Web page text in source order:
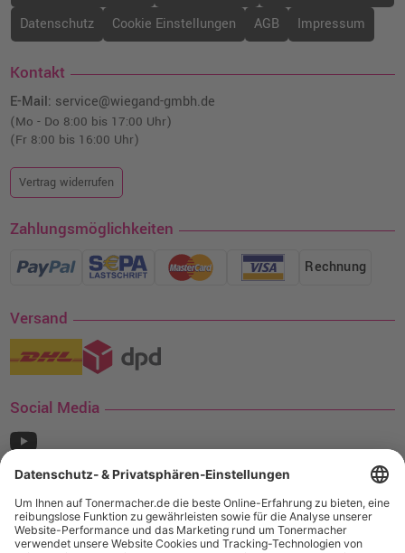
Datenschutz
Cookie Einstellungen AGB Impressum
Kontakt
E-Mail: service@wiegand-gmbh.de
(Mo - Do 8:00 bis 17:00 Uhr)
(Fr 8:00 bis 16:00 Uhr)
Vertrag widerrufen
Zahlungsmöglichkeiten
Rechnung
Versand
Social Media
¹ Nur gültig für den Versand innerhalb Deutschlands. Befindet sich ein Warenwert
von mindestens 35€ (inkl. Mwst.) an Ampertec Artikeln in Ihrem Warenkorb, ist der
Versand für Sie kostenfrei.